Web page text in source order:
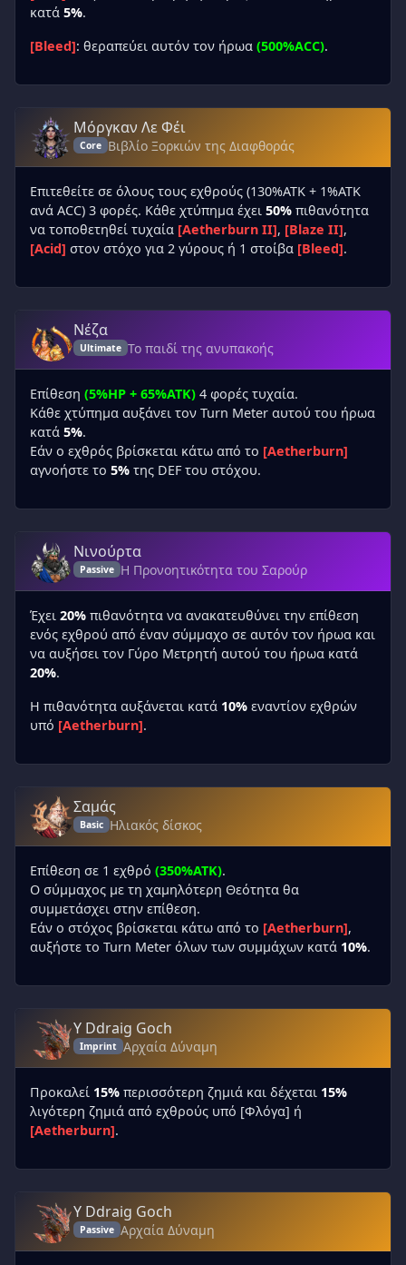
κατά 5%.
[Bleed]: θεραπεύει αυτόν τον ήρωα (500%ACC).
Μόργκαν Λε Φέι
Core Βιβλίο Ξορκιών της Διαφθοράς
Επιτεθείτε σε όλους τους εχθρούς (130%ATK + 1%ATK
ανά ACC) 3 φορές. Κάθε χτύπημα έχει 50% πιθανότητα
να τοποθετηθεί τυχαία [Aetherburn II], [Blaze II],
[Acid] στον στόχο για 2 γύρους ή 1 στοίβα [Bleed].
Νέζα
Ultimate Το παιδί της ανυπακοής
Επίθεση (5%HP + 65%ATK) 4 φορές τυχαία.
Κάθε χτύπημα αυξάνει τον Turn Meter αυτού του ήρωα
κατά 5%.
Εάν ο εχθρός βρίσκεται κάτω από το [Aetherburn]
αγνοήστε το 5% της DEF του στόχου.
Νινούρτα
Passive Η Προνοητικότητα του Σαρούρ
Έχει 20% πιθανότητα να ανακατευθύνει την επίθεση
ενός εχθρού από έναν σύμμαχο σε αυτόν τον ήρωα και
να αυξήσει τον Γύρο Μετρητή αυτού του ήρωα κατά
20%.
Η πιθανότητα αυξάνεται κατά 10% εναντίον εχθρών
υπό [Aetherburn].
Σαμάς
Basic Ηλιακός δίσκος
Επίθεση σε 1 εχθρό (350%ATK).
Ο σύμμαχος με τη χαμηλότερη Θεότητα θα
συμμετάσχει στην επίθεση.
Εάν ο στόχος βρίσκεται κάτω από το [Aetherburn],
αυξήστε το Turn Meter όλων των συμμάχων κατά 10%.
Y Ddraig Goch
Imprint Αρχαία Δύναμη
Προκαλεί 15% περισσότερη ζημιά και δέχεται 15%
λιγότερη ζημιά από εχθρούς υπό [Φλόγα] ή
[Aetherburn].
Y Ddraig Goch
Passive Αρχαία Δύναμη